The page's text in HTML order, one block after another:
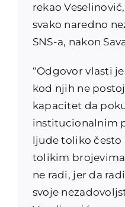
rekao
svako naredno
SNS-a, nakon
“Odgovor vlasti
kod njih ne
kapacitet da
institucionalnim
ljude toliko često
tolikim
ne radi, jer da
svoje